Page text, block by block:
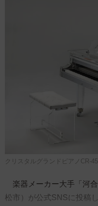
クリスタルグランドピアノCR-
楽器メーカー大手「河
松市）が公式SNSに投稿